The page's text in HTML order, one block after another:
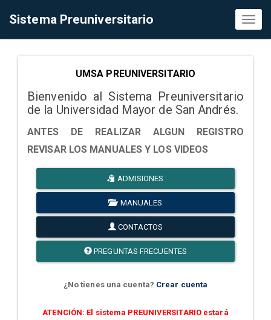
Sistema Preuniversitario
UMSA PREUNIVERSITARIO
Bienvenido al Sistema Preuniversitario
de la Universidad Mayor de San Andrés.
ANTES DE REALIZAR ALGUN REGISTRO
REVISAR LOS MANUALES Y LOS VIDEOS
ADMISIONES
MANUALES
CONTACTOS
PREGUNTAS FRECUENTES
¿No tienes una cuenta? Crear cuenta
ATENCIÓN: El sistema PREUNIVERSITARIO estará